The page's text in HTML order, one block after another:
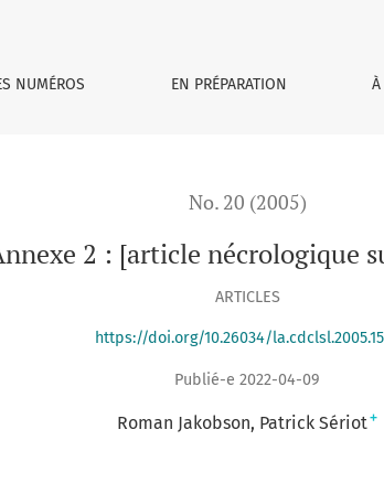
NUMÉROS EN PRÉPARATION À
No. 20 (2005)
2 : [article nécrologique
ARTICLES
https://doi.org/10.26034/
Publié-e 2022-04-09
Roman Jakobson Patrick Sériot+